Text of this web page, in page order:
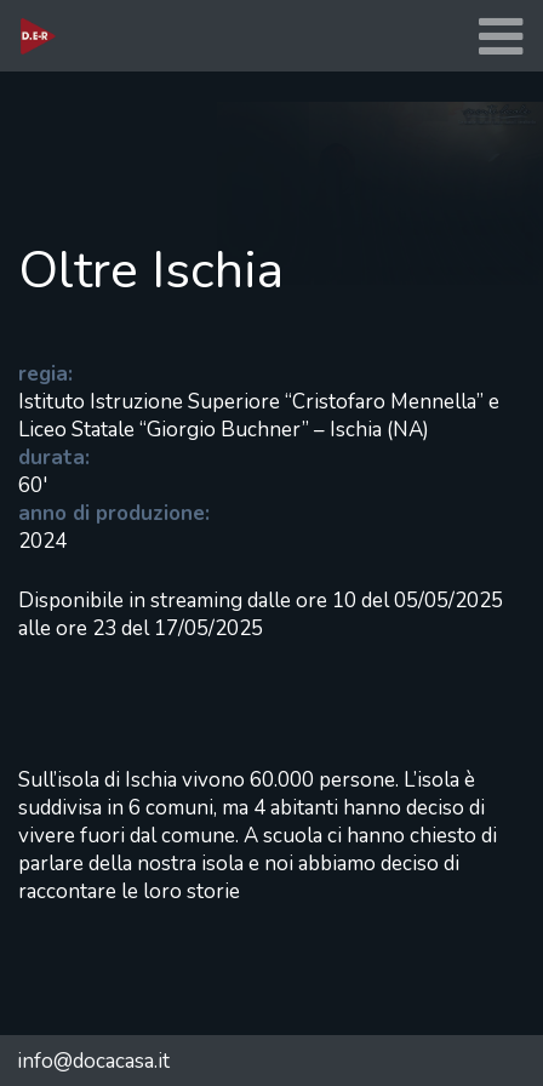
Oltre Ischia
regia:
Istituto Istruzione Superiore “Cristofaro Mennella” e
Liceo Statale “Giorgio Buchner” – Ischia (NA)
durata:
60'
anno di produzione:
2024
Disponibile in streaming dalle ore 10 del 05/05/2025
alle ore 23 del 17/05/2025
Sull’isola di Ischia vivono 60.000 persone. L’isola è
suddivisa in 6 comuni, ma 4 abitanti hanno deciso di
vivere fuori dal comune. A scuola ci hanno chiesto di
parlare della nostra isola e noi abbiamo deciso di
raccontare le loro storie
info@docacasa.it